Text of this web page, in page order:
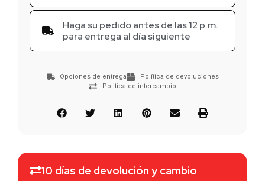
Haga su pedido antes de las 12 p.m.
para entrega al día siguiente
Opciones de entrega
Política de devoluciones
Politica de intercambio
10 días de devolución y cambio